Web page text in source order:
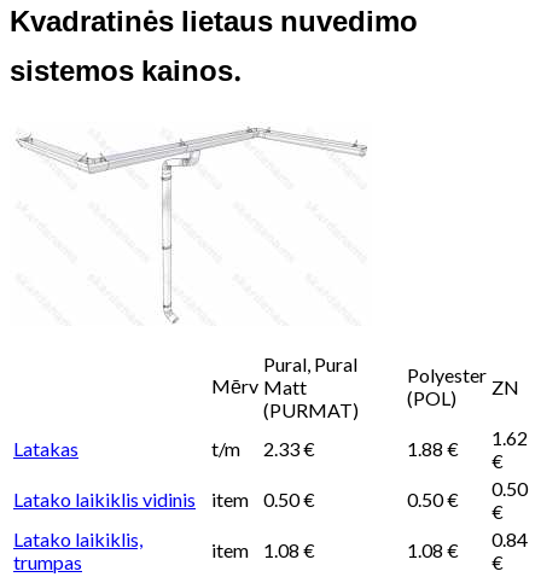
Kvadratinės lietaus nuvedimo
sistemos kainos.
Mērv
Pural, Pural
Matt
(PURMAT)
Polyester
(POL)
ZN
Latakas t/m 2.33 € 1.88 €
1.62
€
Latako laikiklis vidinis
item 0.50 € 0.50 €
0.50
€
Latako laikiklis,
trumpas
item 1.08 € 1.08 €
0.84
€